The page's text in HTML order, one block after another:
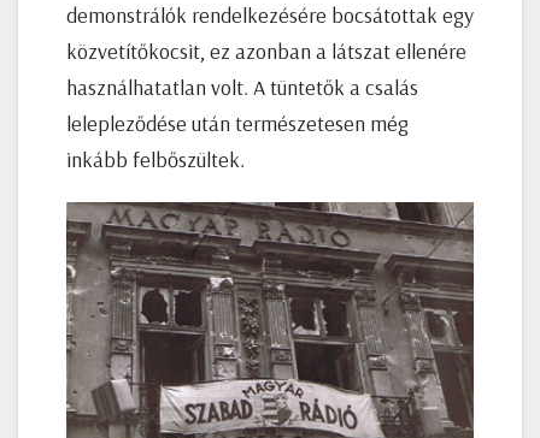
demonstrálók rendelkezésére bocsátottak egy
közvetítőkocsit, ez azonban a látszat ellenére
használhatatlan volt. A tüntetők a csalás
lelepleződése után természetesen még
inkább felbőszültek.